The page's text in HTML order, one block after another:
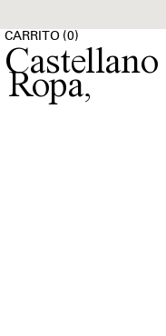
CARRITO (0)
Castellano
Ropa,